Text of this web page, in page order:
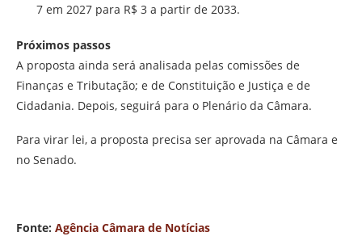
7 em 2027 para R$ 3 a partir de 2033.
Próximos passos
A proposta ainda será analisada pelas comissões de
Finanças e Tributação; e de Constituição e Justiça e de
Cidadania. Depois, seguirá para o Plenário da Câmara.
Para virar lei, a proposta precisa ser aprovada na Câmara e
no Senado.
Fonte: Agência Câmara de Notícias